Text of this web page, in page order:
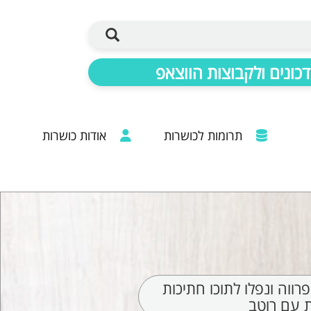
ולקבוצות הווצאפ
תרומות לכושרות אודות כושרות
ונפלו לתוכו חתיכות
עם רוטב